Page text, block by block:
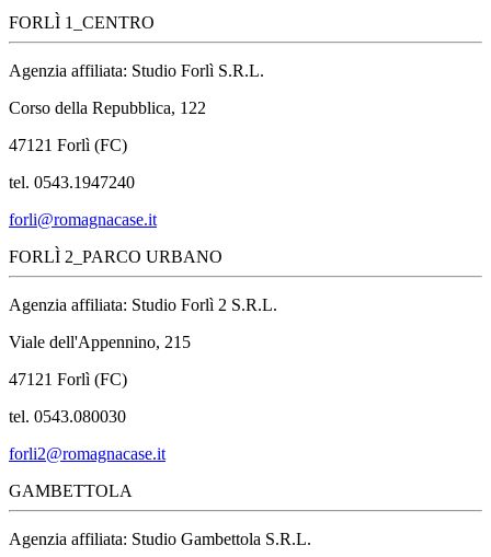
FORLÌ 1_CENTRO
Agenzia affiliata: Studio Forlì S.R.L.
Corso della Repubblica, 122
47121 Forlì (FC)
tel. 0543.1947240
forli@romagnacase.it
FORLÌ 2_PARCO URBANO
Agenzia affiliata: Studio Forlì 2 S.R.L.
Viale dell'Appennino, 215
47121 Forlì (FC)
tel. 0543.080030
forli2@romagnacase.it
GAMBETTOLA
Agenzia affiliata: Studio Gambettola S.R.L.